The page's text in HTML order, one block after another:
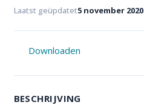
Laatst geüpdatet5 november 2020
Downloaden
BESCHRIJVING